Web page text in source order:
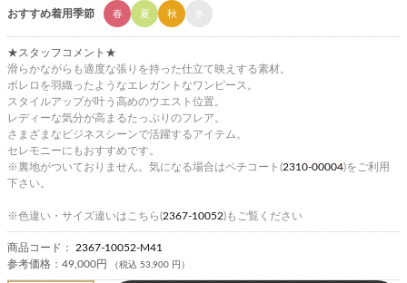
おすすめ着用季節 春 夏 秋
★スタッフコメント★
滑らかながらも適度な張りを持った仕立て映えする素材。
ボレロを羽織ったようなエレガントなワンピース。
スタイルアップが叶う高めのウエスト位置。
レディーな気分が高まるたっぷりのフレア。
さまざまなビジネスシーンで活躍するアイテム。
セレモニーにもおすすめです。
※裏地がついておりません。気になる場合はペチコート(2310-00004)をご利用
下さい。
※色違い・サイズ違いはこちら(2367-10052)もご覧ください
商品コード： 2367-10052-M41
参考価格： 49,000円 （税込 53,900 円）